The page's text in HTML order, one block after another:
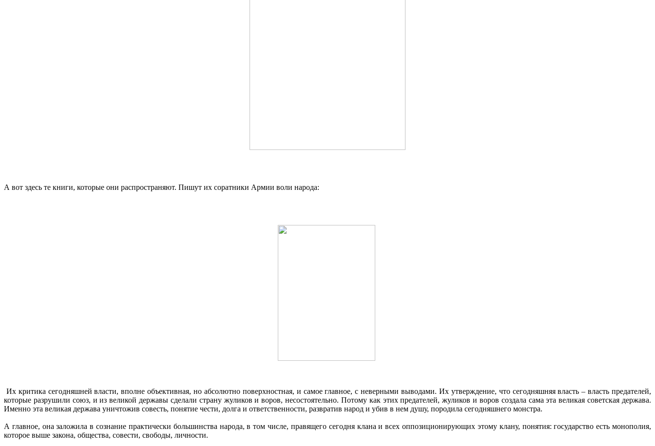
А вот здесь те книги, которые они распространяют. Пишут их соратники Армии воли народа:
Их критика сегодняшней власти, вполне объективная, но абсолютно поверхностная, и самое главное, с неверными выводами. Их утверждение, что сегодняшняя власть – власть предателей,
которые разрушили союз, и из великой державы сделали страну жуликов и воров, несостоятельно. Потому как этих предателей, жуликов и воров создала сама эта великая советская держава.
Именно эта великая держава уничтожив совесть, понятие чести, долга и ответственности, развратив народ и убив в нем душу, породила сегодняшнего монстра.
А главное, она заложила в сознание практически большинства народа, в том числе, правящего сегодня клана и всех оппозиционирующих этому клану, понятия: государство есть монополия,
которое выше закона, общества, совести, свободы, личности.